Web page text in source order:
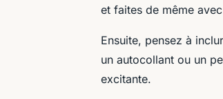
et faites de même
Ensuite, pensez à
un autocollant ou un
excitante.